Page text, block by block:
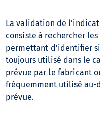
La validation de
consiste à rechercher
permettant d’identifier
toujours utilisé dans le
prévue par le fabricant
fréquemment utilisé au-
prévue.